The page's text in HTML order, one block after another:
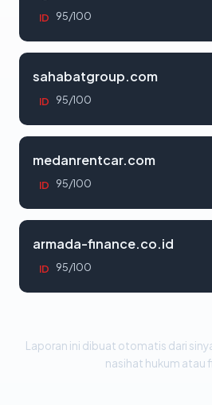
ID 95/100
sahabatgroup.com
ID 95/100
medanrentcar.com
ID 95/100
armada-finance.co.id
ID 95/100
Laporan ini dibuat otomatis dari
nasihat hukum atau